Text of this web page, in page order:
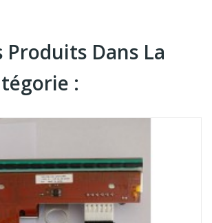
Produits Dans La
: